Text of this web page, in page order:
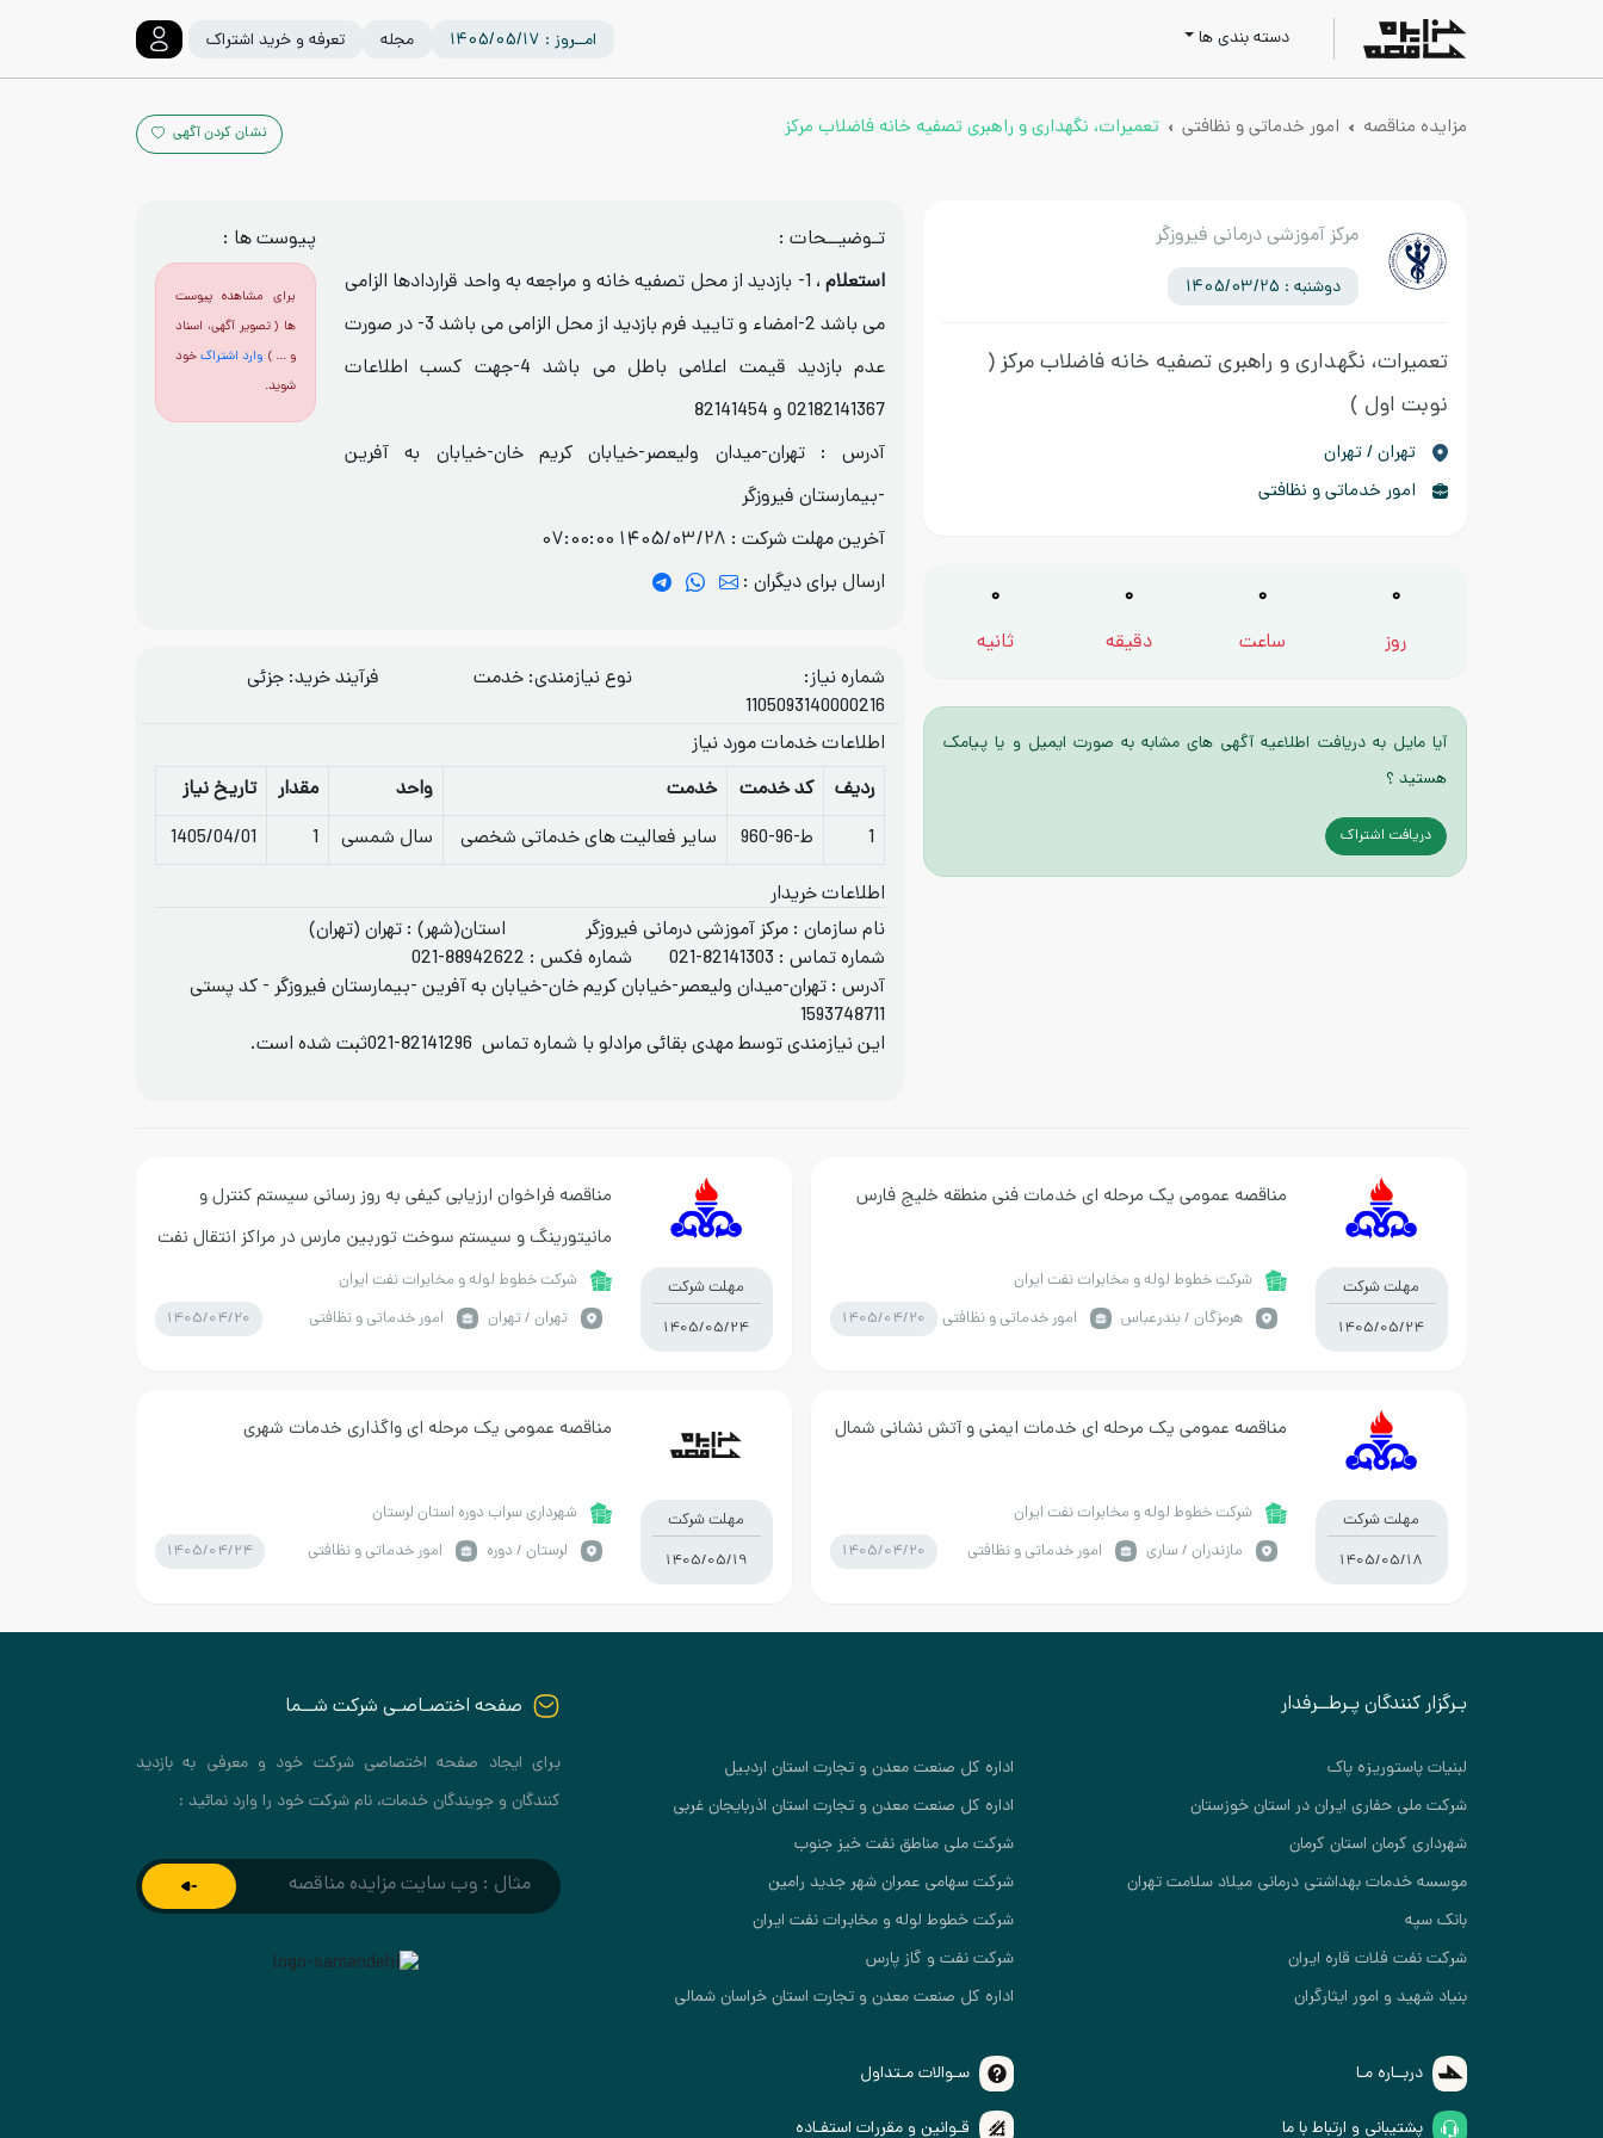
دسته بندی ها امــروز : 1405/05/17 مجله تعرفه و خرید اشتراک
مزایده مناقصه امور خدماتی و نظافتی تعمیرات، نگهداری و راهبری تصفیه خانه فاضلاب مرکز نشان کردن آگهی
مرکز آموزشی درمانی فیروزگر
دوشنبه : 1405/03/25
تعمیرات، نگهداری و راهبری تصفیه خانه فاضلاب مرکز(
نوبت اول )
تهران / تهران
امور خدماتی و نظافتی
0
روز
0
ساعت
0
دقیقه
0
ثانیه
آیا مایل به دریافت اطلاعیه آگهی های مشابه به صورت ایمیل و یا پیامک
هستید ؟
دریافت اشتراک
تـوضیــحات :
استعلام
، 1- بازدید از محل تصفیه خانه و مراجعه به واحد قراردادها الزامی
می باشد 2-امضاء و تایید فرم بازدید از محل الزامی می باشد 3- در صورت
عدم بازدید قیمت اعلامی باطل می باشد 4-جهت کسب اطلاعات
02182141367 و 82141454
آدرس : تهران-میدان ولیعصر-خیابان کریم خان-خیابان به آفرین
-بیمارستان فیروزگر
آخرین مهلت شرکت : 1405/03/28 07:00:00
ارسال برای دیگران :
پیوست ها :
برای مشاهده پیوست
ها ( تصویر آگهی، اسناد
و ... ) وارد اشتراکخود
شوید.
شماره نیاز:
1105093140000216
نوع نیازمندی: خدمت فرآيند خريد: جزئی
اطلاعات خدمات مورد نياز
ردیف
کد خدمت خدمت واحد مقدار
تاریخ نیاز
1
ط-96-960 سایر فعالیت های خدماتی شخصی سال شمسی 1
1405/04/01
اطلاعات خریدار
نام سازمان : مرکز آموزشی درمانی فیروزگر
استان(شهر) : تهران (تهران)
شماره تماس : 021-82141303 شماره فکس : 021-88942622
آدرس : تهران-میدان ولیعصر-خیابان کریم خان-خیابان به آفرین -بیمارستان فیروزگر - کد پستی
1593748711
این نیازمندی توسط مهدی بقائی مرادلو با شماره تماس 021-82141296ثبت شده است.
مهلت شرکت
1405/05/24
مناقصه عمومی یک مرحله ای خدمات فنی منطقه خلیج فارس
شرکت خطوط لوله و مخابرات نفت ایران
هرمزگان / بندرعباس
امور خدماتی و نظافتی 1405/04/20
مهلت شرکت
1405/05/24
مناقصه فراخوان ارزیابی کیفی به روز رسانی سیستم کنترل و
مانیتورینگ و سیستم سوخت توربین مارس در مراکز انتقال نفت
شماره 2 و 5 مارونشرکت خطوط لوله و مخابرات نفت ایران
تهران / تهران
امور خدماتی و نظافتی 1405/04/20
مهلت شرکت
1405/05/18
مناقصه عمومی یک مرحله ای خدمات ایمنی و آتش نشانی شمال
شرکت خطوط لوله و مخابرات نفت ایران
مازندران / ساری
امور خدماتی و نظافتی 1405/04/20
مهلت شرکت
1405/05/19
مناقصه عمومی یک مرحله ای واگذاری خدمات شهری
شهرداری سراب دوره استان لرستان
لرستان / دوره
امور خدماتی و نظافتی 1405/04/24
بـرگزار کنندگان پـرطــرفدار
لبنیات پاستوریزه پاک
اداره کل صنعت معدن و تجارت استان اردبیل
شرکت ملی حفاری ایران در استان خوزستان
اداره کل صنعت معدن و تجارت استان اذربایجان غربی
شهرداری کرمان استان کرمان
شرکت ملی مناطق نفت خیز جنوب
موسسه خدمات بهداشتی درمانی میلاد سلامت تهران
شرکت سهامی عمران شهر جدید رامین
بانک سپه
شرکت خطوط لوله و مخابرات نفت ایران
شرکت نفت فلات قاره ایران
شرکت نفت و گاز پارس
بنیاد شهید و امور ایثارگران
اداره کل صنعت معدن و تجارت استان خراسان شمالی
دربــاره مـا سـوالات مـتداول
پشتیبانی و ارتباط با ما قـوانین و مقررات استفـاده
صفحه اختصـاصـی شرکت شــما
برای ایجاد صفحه اختصاصی شرکت خود و معرفی به بازدید
کنندگان و جویندگان خدمات، نام شرکت خود را وارد نمائید :